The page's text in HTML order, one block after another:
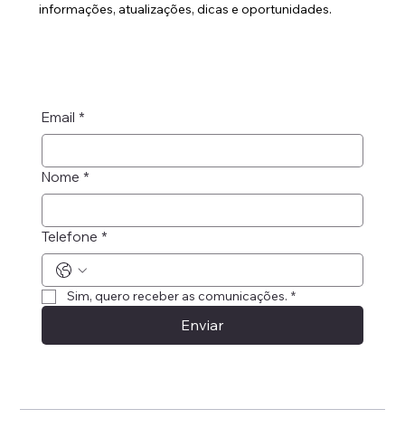
informações, atualizações, dicas e oportunidades.
Email *
Nome *
Telefone *
Sim, quero receber as comunicações. *
Enviar